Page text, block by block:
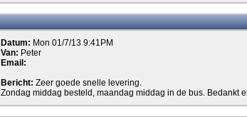
Datum: Mon 01/7/13 9:41PM
Van: Peter
Email:
Bericht: Zeer goede snelle levering.
Zondag middag besteld, maandag middag in de bus. Bedankt